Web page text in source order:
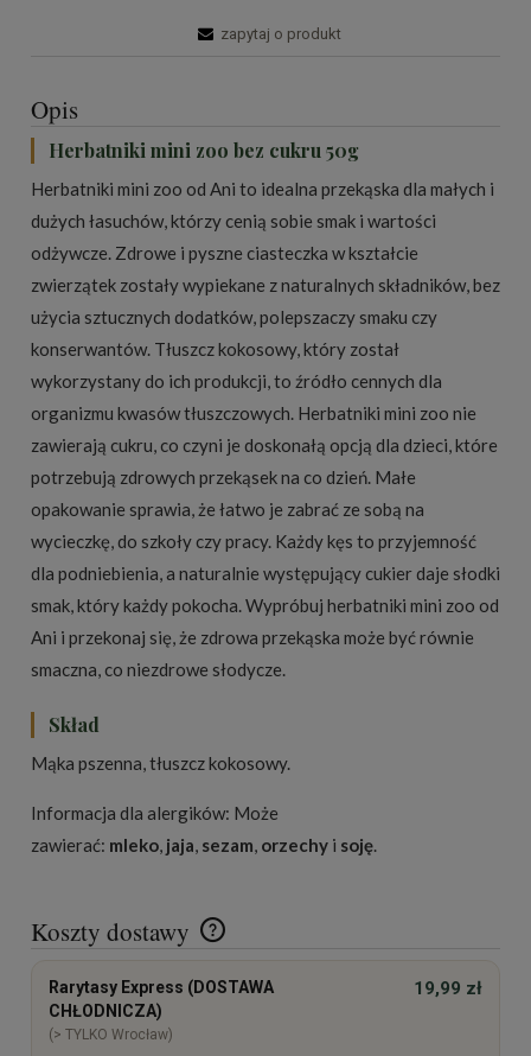
zapytaj o produkt
Opis
Herbatniki mini zoo bez cukru 50g
Herbatniki mini zoo od Ani to idealna przekąska dla małych i
dużych łasuchów, którzy cenią sobie smak i wartości
odżywcze. Zdrowe i pyszne ciasteczka w kształcie
zwierzątek zostały wypiekane z naturalnych składników, bez
użycia sztucznych dodatków, polepszaczy smaku czy
konserwantów. Tłuszcz kokosowy, który został
wykorzystany do ich produkcji, to źródło cennych dla
organizmu kwasów tłuszczowych. Herbatniki mini zoo nie
zawierają cukru, co czyni je doskonałą opcją dla dzieci, które
potrzebują zdrowych przekąsek na co dzień. Małe
opakowanie sprawia, że łatwo je zabrać ze sobą na
wycieczkę, do szkoły czy pracy. Każdy kęs to przyjemność
dla podniebienia, a naturalnie występujący cukier daje słodki
smak, który każdy pokocha. Wypróbuj herbatniki mini zoo od
Ani i przekonaj się, że zdrowa przekąska może być równie
smaczna, co niezdrowe słodycze.
Skład
Mąka pszenna, tłuszcz kokosowy.
Informacja dla alergików: Może
zawierać: mleko, jaja, sezam, orzechy i soję.
Koszty dostawy
Cena nie zawiera ewentualnych kosztów płatności
Rarytasy Express (DOSTAWA
CHŁODNICZA)
(> TYLKO Wrocław)
19,99 zł